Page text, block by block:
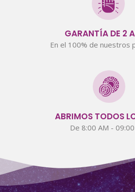
GARANTÍA DE 2
En el 100% de nuestros
ABRIMOS TODOS
De 8:00 AM -